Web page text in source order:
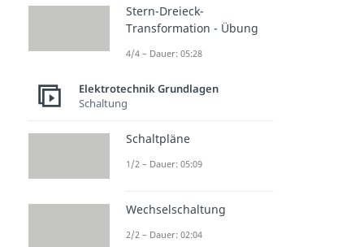
Stern-Dreieck-
Transformation - Übung
4/4 – Dauer: 05:28
Elektrotechnik Grundlagen
Schaltung
Schaltpläne
1/2 – Dauer: 05:09
Wechselschaltung
2/2 – Dauer: 02:04